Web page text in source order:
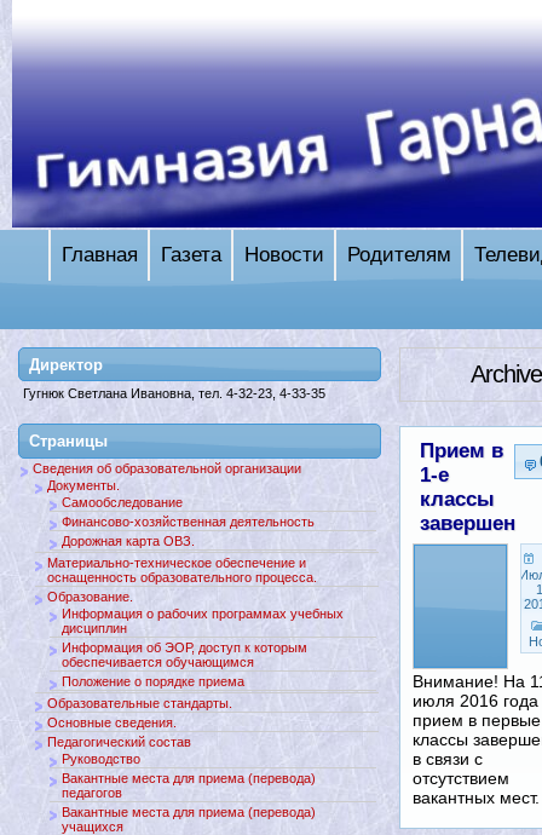
Главная Газета Новости Родителям
Прием в
1-е
классы
завершен
Внимание! На
июля 2016 года
прием в первые
классы
в связи с
отсутствием
вакантных мест.
Директор
Гугнюк Светлана Ивановна, тел. 4-32-23, 4-33-35
Страницы
Сведения об образовательной организации
Документы.
Самообследование
Финансово-хозяйственная деятельность
Дорожная карта ОВЗ.
Материально-техническое обеспечение и
оснащенность образовательного процесса.
Образование.
Информация о рабочих программах учебных
дисциплин
Информация об ЭОР, доступ к которым
обеспечивается обучающимся
Положение о порядке приема
Образовательные стандарты.
Основные сведения.
Педагогический состав
Руководство
Вакантные места для приема (перевода)
педагогов
Вакантные места для приема (перевода)
учащихся